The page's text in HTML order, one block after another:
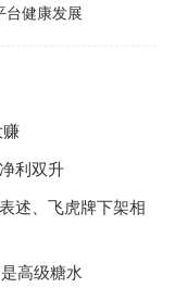
台健康发展
赚
利双升
述、飞虎牌下架相
高级糖水